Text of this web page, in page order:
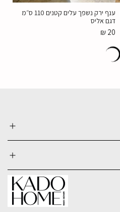
ענף ירק נשפך עלים קטנים 110 ס״מ
דגם אליס
₪ 20
₪299